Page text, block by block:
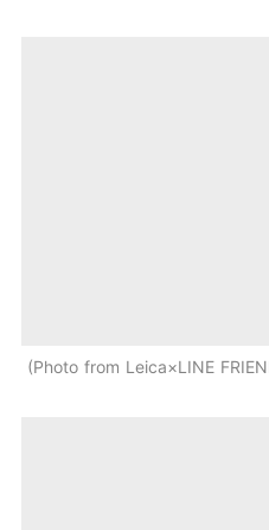
Photo from Leica×LINE